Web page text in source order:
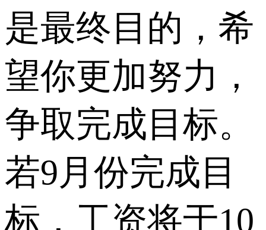
是最终目的，希
望你更加努力，
争取完成目标。
若9月份完成目
标，工资将于10